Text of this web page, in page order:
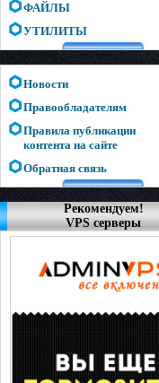
ФАЙЛЫ
УТИЛИТЫ
Новости
Правообладателям
Правила публикации
контента на сайте
Обратная связь
Рекомендуем!
VPS серверы